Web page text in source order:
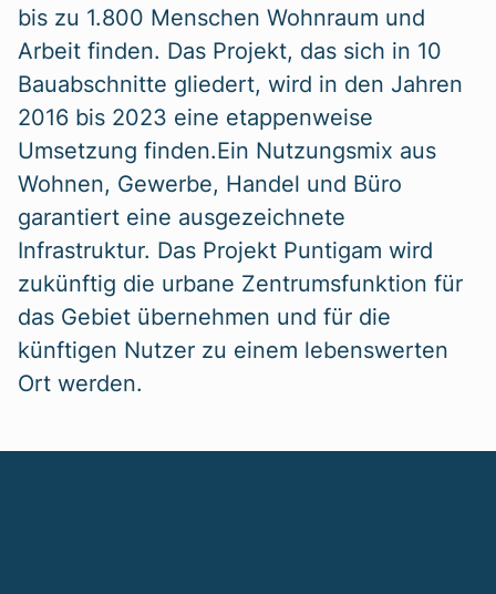
bis zu 1.800 Menschen Wohnraum und
Arbeit finden. Das Projekt, das sich in 10
Bauabschnitte gliedert, wird in den Jahren
2016 bis 2023 eine etappenweise
Umsetzung finden.Ein Nutzungsmix aus
Wohnen, Gewerbe, Handel und Büro
garantiert eine ausgezeichnete
Infrastruktur. Das Projekt Puntigam wird
zukünftig die urbane Zentrumsfunktion für
das Gebiet übernehmen und für die
künftigen Nutzer zu einem lebenswerten
Ort werden.